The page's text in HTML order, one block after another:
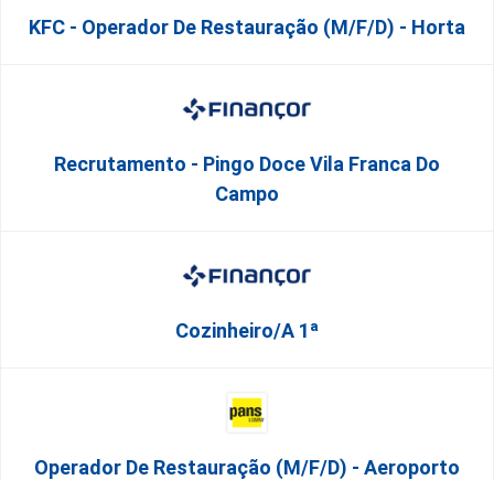
KFC - Operador De Restauração (m/f/d) - Horta
Recrutamento - Pingo Doce Vila Franca Do
Campo
Cozinheiro/a 1ª
Operador De Restauração (m/f/d) - Aeroporto